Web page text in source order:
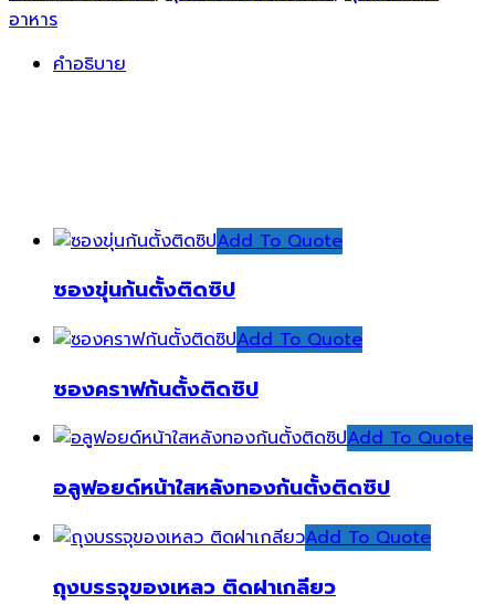
ตั้ง
อาหาร
คำอธิบาย
Add To Quote
ซองขุ่นก้นตั้งติดซิป
Add To Quote
ซองคราฟก้นตั้งติดซิป
Add To Quote
อลูฟอยด์หน้าใสหลังทองก้นตั้งติดซิป
Add To Quote
ถุงบรรจุของเหลว ติดฝาเกลียว